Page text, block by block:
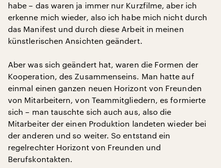
habe – das waren ja immer nur Kurzfilme, aber ich
erkenne mich wieder, also ich habe mich nicht durch
das Manifest und durch diese Arbeit in meinen
künstlerischen Ansichten geändert.
Aber was sich geändert hat, waren die Formen der
Kooperation, des Zusammenseins. Man hatte auf
einmal einen ganzen neuen Horizont von Freunden
von Mitarbeitern, von Teammitgliedern, es formierte
sich – man tauschte sich auch aus, also die
Mitarbeiter der einen Produktion landeten wieder bei
der anderen und so weiter. So entstand ein
regelrechter Horizont von Freunden und
Berufskontakten.